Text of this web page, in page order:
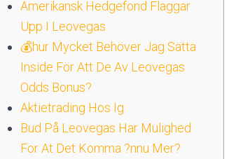
Amerikansk Hedgefond Flaggar
Upp I Leovegas
💰hur Mycket Behöver Jag Sätta
Inside För Att De Av Leovegas
Odds Bonus?
Aktietrading Hos Ig
Bud På Leovegas Har Mulighed
For At Det Komma ?nnu Mer?